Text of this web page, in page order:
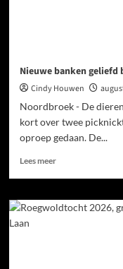
Nieuwe banken geliefd
Cindy Houwen
Noordbroek - De
kort over twee
oproep gedaan. De...
Lees meer